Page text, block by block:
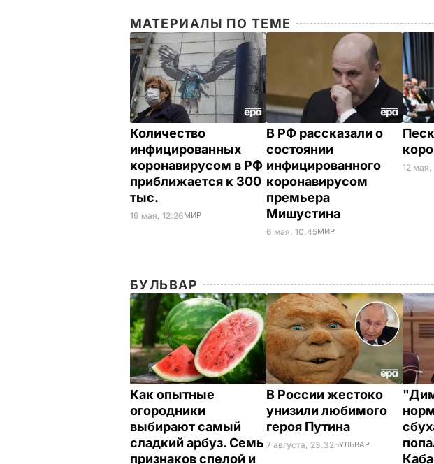
МАТЕРИАЛЫ ПО ТЕМЕ
Количество
инфицированных
коронавирусом в РФ
приближается к 300
тыс.
19 мая, 12.26МИР
В РФ рассказали о
состоянии
инфицированного
коронавирусом
премьера
Мишустина
6 мая, 10.45МИР
12 мая,
БУЛЬВАР
Как опытные
огородники
выбирают самый
сладкий арбуз. Семь
признаков спелой и
В России жестоко
унизили любимого
героя Путина
7 августа, 23.32БУЛЬВАР